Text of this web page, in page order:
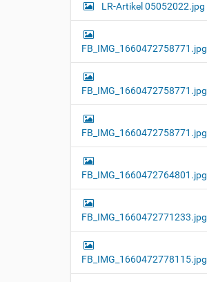
LR-Artikel 05052022.jpg
FB_IMG_1660472758771.jpg
FB_IMG_1660472758771.jpg
FB_IMG_1660472758771.jpg
FB_IMG_1660472764801.jpg
FB_IMG_1660472771233.jpg
FB_IMG_1660472778115.jpg